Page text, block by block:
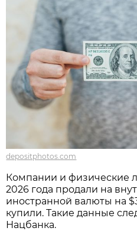
depositphotos.com
Компании и физические
2026 года продали на
иностранной валюты на
купили. Такие данные
Нацбанка.